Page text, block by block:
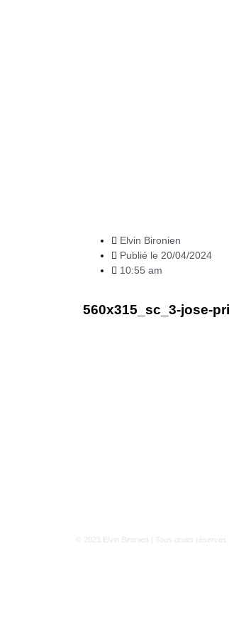
Elvin Bironien
Publié le 20/04/2024
10:55 am
560x315_sc_3-jose-
© 2023 Elvin Bironien | Tous droits réservés